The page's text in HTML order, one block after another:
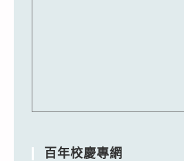
百年校慶專網